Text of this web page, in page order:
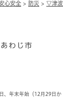
心安全 > 防災 > ▽津波
、年末年始（12月29日か